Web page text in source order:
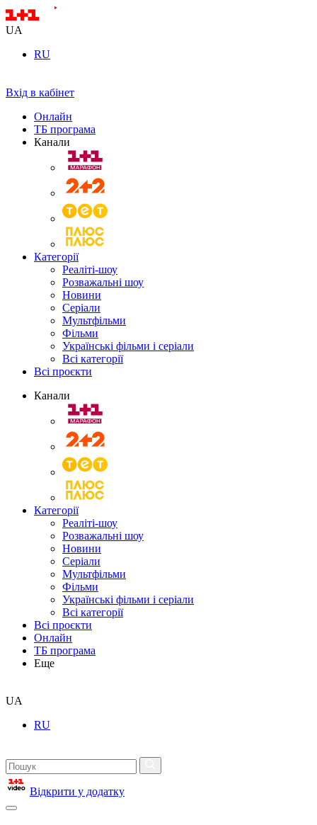
UA
RU
Вхід в кабінет
Онлайн
ТБ програма
Канали
Категорії
Реаліті-шоу
Розважальні шоу
Новини
Серіали
Мультфільми
Фільми
Українські фільми і серіали
Всі категорії
Всі проєкти
Канали
Категорії
Реаліті-шоу
Розважальні шоу
Новини
Серіали
Мультфільми
Фільми
Українські фільми і серіали
Всі категорії
Всі проєкти
Онлайн
ТБ програма
Еще
UA
RU
Відкрити у додатку